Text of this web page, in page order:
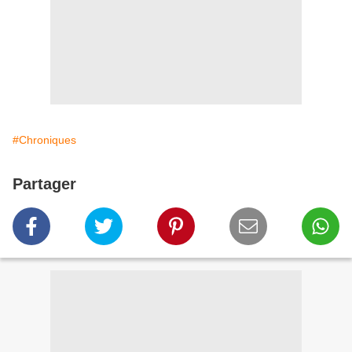
#Chroniques
Partager